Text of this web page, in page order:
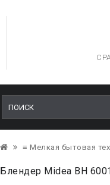
≡ Мелкая бытовая
Блендер Midea BH